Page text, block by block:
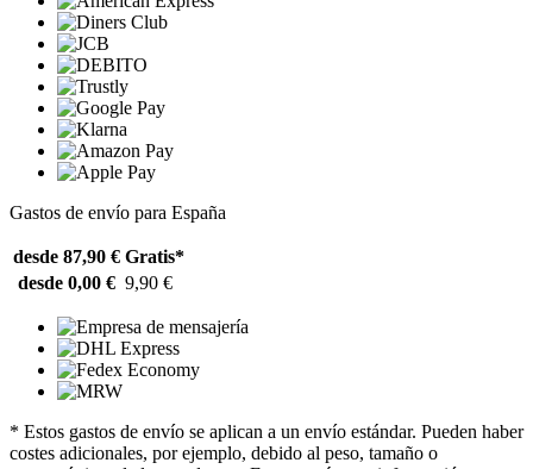
Gastos de envío para España
desde 87,90 € Gratis*
desde 0,00 € 9,90 €
* Estos gastos de envío se aplican a un envío estándar. Pueden haber
costes adicionales, por ejemplo, debido al peso, tamaño o